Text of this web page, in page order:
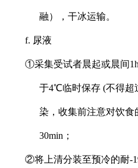
融），干冰运输。
f. 尿液
①采集受试者晨起或晨间
于4℃临时保存 (不得超
染，收集前注意对饮
30min；
②将上清分装至预冷的耐-